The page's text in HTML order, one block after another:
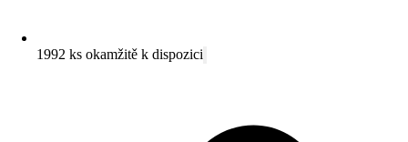
1992 ks okamžitě k dispozici